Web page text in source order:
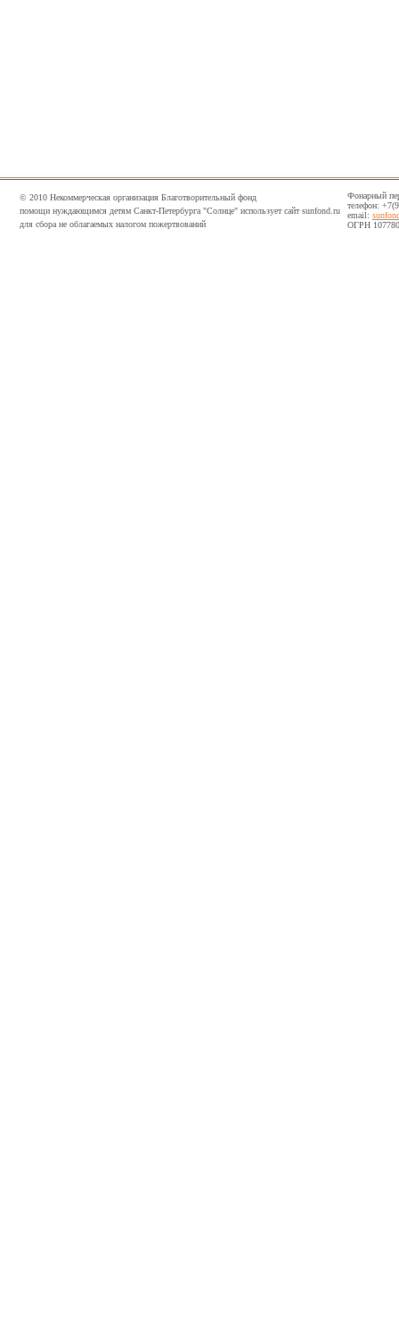
© 2010 Некоммерческая организация Благотворительный фонд
помощи нуждающимся детям Санкт-Петербурга "Солнце" использует сайт sunfond.ru
для сбора не облагаемых налогом пожертвований
Фонарный
телефон:
email:
ОГРН